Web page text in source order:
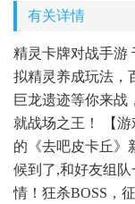
有关详情
精灵卡牌对战手游
拟精灵养成玩法，
巨龙遗迹等你来战
就战场之王！ 【
的《去吧皮卡丘》
候到了,和好友组
情！狂杀BOSS，